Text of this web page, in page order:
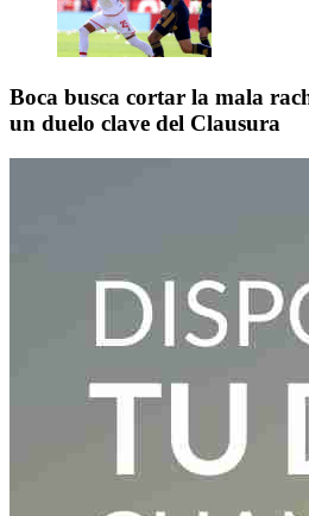
Boca busca cortar la mala
un duelo clave del Clausura